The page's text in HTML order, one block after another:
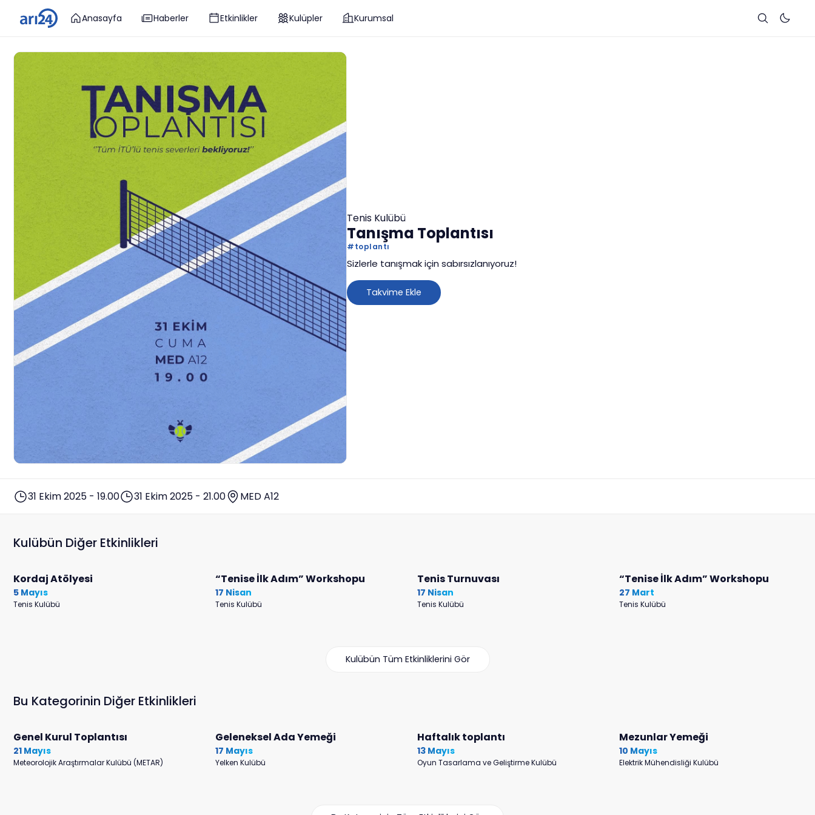
Anasayfa Haberler Etkinlikler Kulüpler Kurumsal
Tenis Kulübü
Tanışma Toplantısı
#toplantı
Sizlerle tanışmak için sabırsızlanıyoruz!
Takvime Ekle
31 Ekim 2025 - 19.00 31 Ekim 2025 - 21.00 MED A12
Kulübün Diğer Etkinlikleri
Kordaj Atölyesi
5 Mayıs
Tenis Kulübü
“Tenise İlk Adım” Workshopu
17 Nisan
Tenis Kulübü
Tenis Turnuvası
17 Nisan
Tenis Kulübü
“Tenise İlk Adım” Workshopu
27 Mart
Tenis Kulübü
Kulübün Tüm Etkinliklerini Gör
Bu Kategorinin Diğer Etkinlikleri
Genel Kurul Toplantısı
21 Mayıs
Meteorolojik Araştırmalar Kulübü (METAR)
Geleneksel Ada Yemeği
17 Mayıs
Yelken Kulübü
Haftalık toplantı
13 Mayıs
Oyun Tasarlama ve Geliştirme Kulübü
Mezunlar Yemeği
10 Mayıs
Elektrik Mühendisliği Kulübü